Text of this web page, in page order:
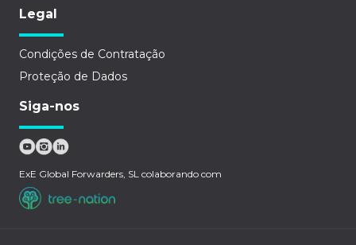
Legal
Condições de Contratação
Proteção de Dados
Siga-nos
ExE Global Forwarders, SL colaborando com